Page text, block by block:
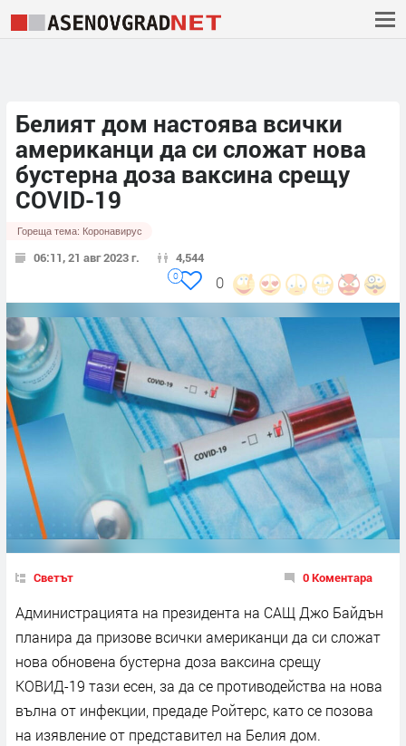
Белият дом настоява всички
американци да си сложат нова
бустерна доза ваксина срещу
COVID-19
Гореща тема: Коронавирус
06:11, 21 авг 2023 г. 4,544
0
0
Светът 0 Коментара
Администрацията на президента на САЩ Джо Байдън
планира да призове всички американци да си сложат
нова обновена бустерна доза ваксина срещу
КОВИД-19 тази есен, за да се противодейства на нова
вълна от инфекции, предаде Ройтерс, като се позова
на изявление от представител на Белия дом.